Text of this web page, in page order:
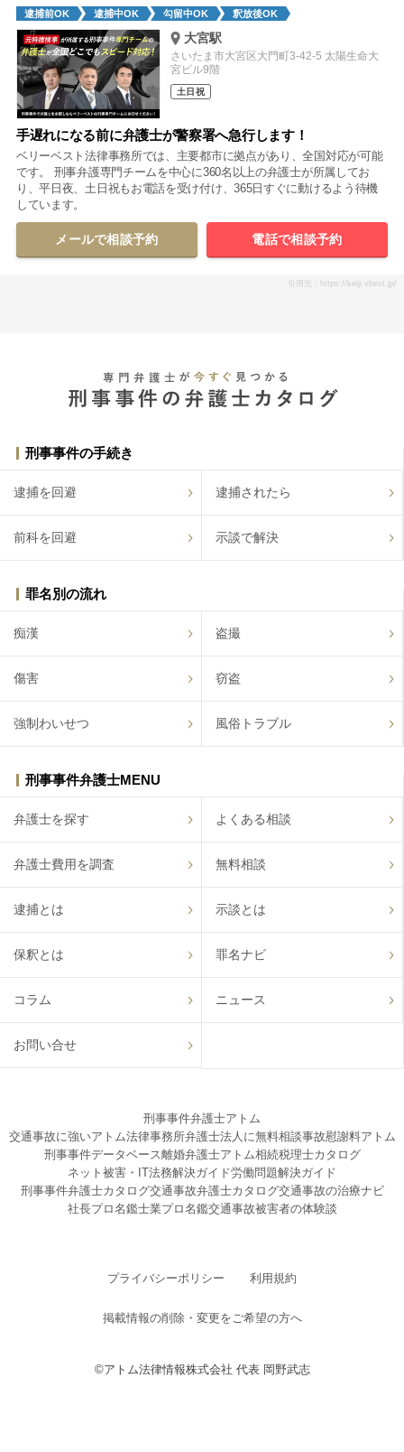
逮捕前OK 逮捕中OK 勾留中OK 釈放後OK
大宮駅
さいたま市大宮区大門町3-42-5 太陽生命大
宮ビル9階
土日祝
手遅れになる前に弁護士が警察署へ急行します！
ベリーベスト法律事務所では、主要都市に拠点があり、全国対応が可能
です。 刑事弁護専門チームを中心に360名以上の弁護士が所属してお
り、平日夜、土日祝もお電話を受け付け、365日すぐに動けるよう待機
しています。
メールで相談予約 電話で相談予約
引用元：https://keiji.vbest.jp/
刑事事件の手続き
逮捕を回避 逮捕されたら
前科を回避 示談で解決
罪名別の流れ
痴漢 盗撮
傷害 窃盗
強制わいせつ 風俗トラブル
刑事事件弁護士MENU
弁護士を探す よくある相談
弁護士費用を調査 無料相談
逮捕とは 示談とは
保釈とは 罪名ナビ
コラム ニュース
お問い合せ
刑事事件弁護士アトム
交通事故に強いアトム法律事務所弁護士法人に無料相談事故慰謝料アトム
刑事事件データベース離婚弁護士アトム相続税理士カタログ
ネット被害・IT法務解決ガイド労働問題解決ガイド
刑事事件弁護士カタログ交通事故弁護士カタログ交通事故の治療ナビ
社長プロ名鑑士業プロ名鑑交通事故被害者の体験談
プライバシーポリシー 利用規約
掲載情報の削除・変更をご希望の方へ
©アトム法律情報株式会社 代表 岡野武志